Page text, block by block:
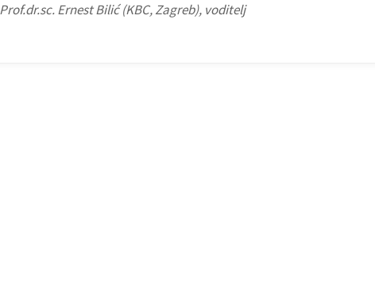
Prof.dr.sc. Ernest Bilić (KBC, Zagreb), voditelj